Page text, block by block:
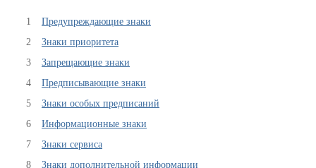
1
Предупреждающие знаки
2
Знаки приоритета
3
Запрещающие знаки
4
Предписывающие знаки
5
Знаки особых предписаний
6
Информационные знаки
7
Знаки сервиса
8
Знаки дополнительной информации